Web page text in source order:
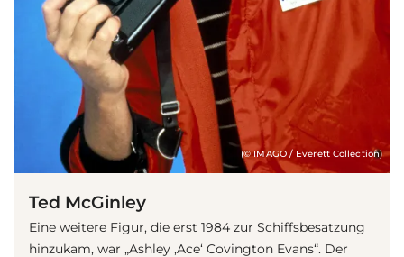
(© IMAGO / Everett Collection)
Ted McGinley
Eine weitere Figur, die erst 1984 zur Schiffsbesatzung
hinzukam, war „Ashley ‚Ace‘ Covington Evans“. Der